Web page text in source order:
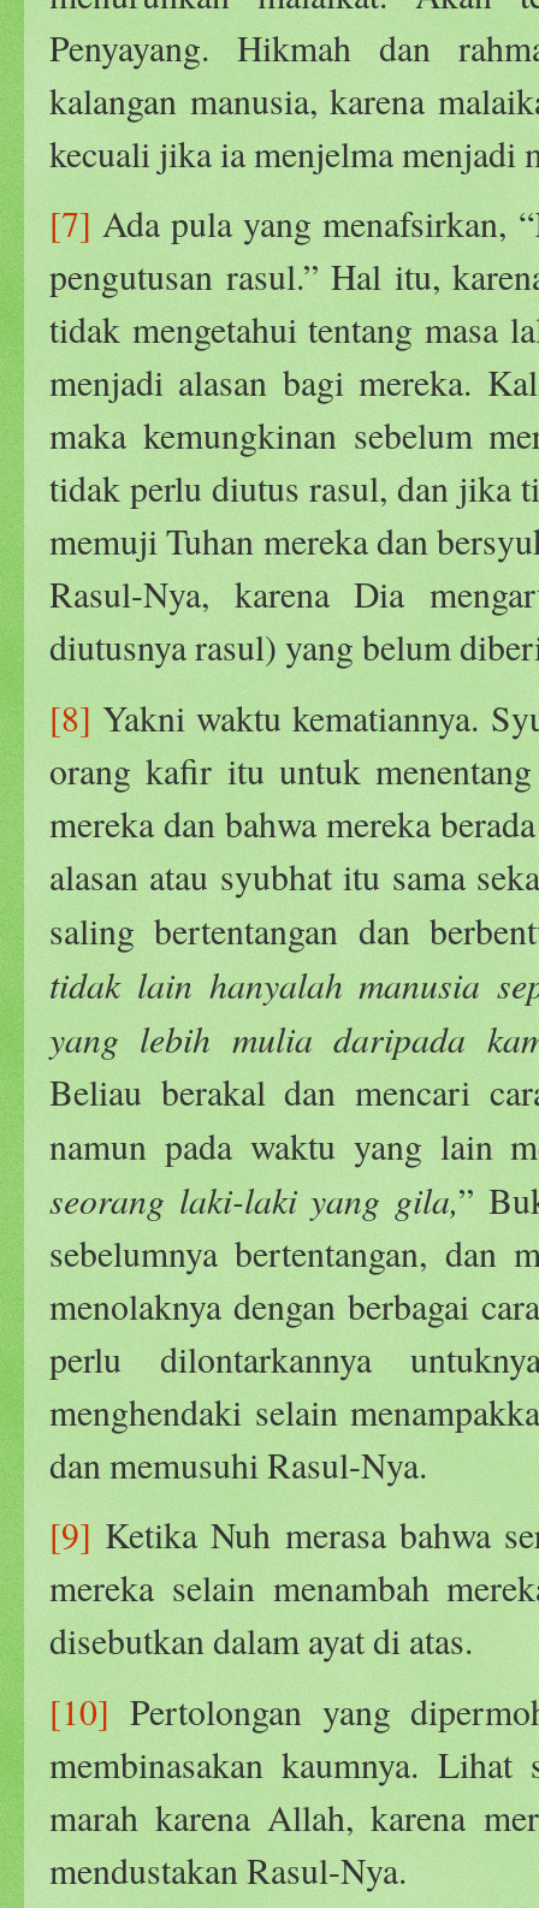
Penyayang. Hikmah dan
kalangan manusia, karena
kecuali jika ia menjelma menjadi
[7] Ada pula yang menafsirkan,
pengutusan rasul.” Hal itu,
tidak mengetahui tentang masa
menjadi alasan bagi mereka.
maka kemungkinan sebelum
tidak perlu diutus rasul, dan jika
memuji Tuhan mereka dan
Rasul-Nya, karena Dia
diutusnya rasul) yang belum
[8] Yakni waktu kematiannya.
orang kafir itu untuk
mereka dan bahwa mereka
alasan atau syubhat itu sama
saling bertentangan dan
tidak lain hanyalah manusia
yang lebih mulia daripada
Beliau berakal dan mencari
namun pada waktu yang lain
seorang laki-laki yang gila,”
sebelumnya bertentangan, dan
menolaknya dengan berbagai
perlu dilontarkannya
menghendaki selain
dan memusuhi Rasul-Nya.
[9] Ketika Nuh merasa bahwa
mereka selain menambah
disebutkan dalam ayat di atas.
[10] Pertolongan yang
membinasakan kaumnya.
marah karena Allah, karena
mendustakan Rasul-Nya.